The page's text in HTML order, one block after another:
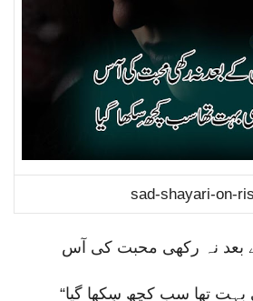
sad-shayari-on-
بعد نہ رکھی محبت کی آس
“تھا سب کچھ سِکھا گیا